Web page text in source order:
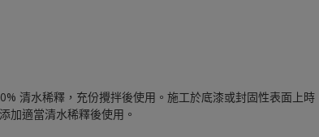
清水稀釋，充份攪拌後使用。施工於底漆或封固性表面上時
加適當清水稀釋後使用。